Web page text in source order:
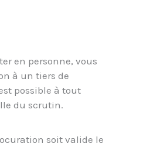
en personne, vous
à un tiers de
possible à tout
du scrutin.
soit valide le